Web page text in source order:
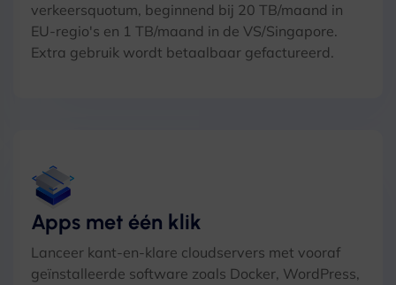
verkeersquotum, beginnend bij 20 TB/maand in
EU-regio's en 1 TB/maand in de VS/Singapore.
Extra gebruik wordt betaalbaar gefactureerd.
Apps met één klik
Lanceer kant-en-klare cloudservers met vooraf
geïnstalleerde software zoals Docker, WordPress,